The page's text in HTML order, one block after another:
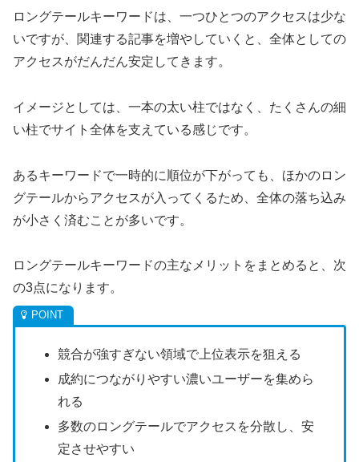
ロングテールキーワードは、一つひとつのアクセスは少な
いですが、関連する記事を増やしていくと、全体としての
アクセスがだんだん安定してきます。
イメージとしては、一本の太い柱ではなく、たくさんの細
い柱でサイト全体を支えている感じです。
あるキーワードで一時的に順位が下がっても、ほかのロン
グテールからアクセスが入ってくるため、全体の落ち込み
が小さく済むことが多いです。
ロングテールキーワードの主なメリットをまとめると、次
の3点になります。
競合が強すぎない領域で上位表示を狙える
成約につながりやすい濃いユーザーを集めら
れる
多数のロングテールでアクセスを分散し、安
定させやすい